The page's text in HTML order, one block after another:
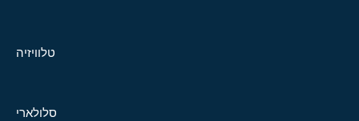
טלוויזיה
סלולארי